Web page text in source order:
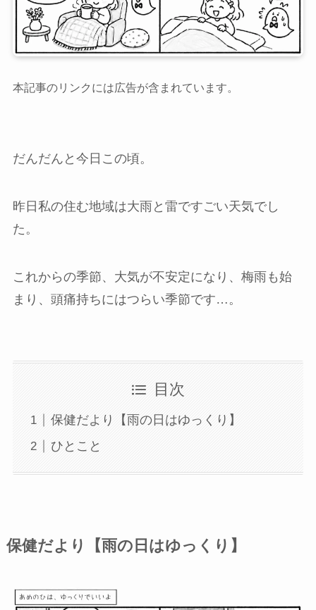
本記事のリンクには広告が含まれています。
だんだんと今日この頃。
昨日私の住む地域は大雨と雷ですごい天気でし
た。
これからの季節、大気が不安定になり、梅雨も始
まり、頭痛持ちにはつらい季節です…。
目次
保健だより【雨の日はゆっくり】
ひとこと
保健だより【雨の日はゆっくり】